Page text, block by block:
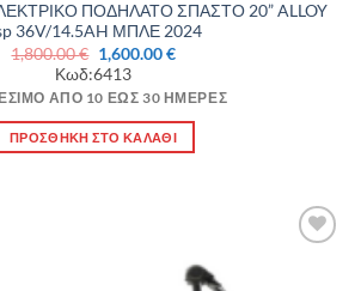
ΠΟΔΗΛΑΤΟ ΣΠΑΣΤΟ 20” ALLOY
36V/14.5AH ΜΠΛΕ 2024
1,800.00€ Original
price
was:
1,800.00 €.
1,600.00€Η
είναι:
Κωδ:6413
ΑΠΌ 10 ΈΩΣ 30 ΗΜΈΡΕΣ
ΠΡΟΣΘΉΚΗ ΣΤΟ ΚΑΛΆΘΙ